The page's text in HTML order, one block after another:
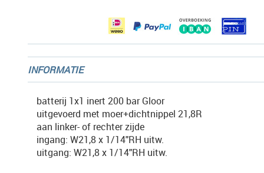
INFORMATIE
batterij 1x1 inert 200 bar Gloor
uitgevoerd met moer+dichtnippel 21,8R
aan linker- of rechter zijde
ingang: W21,8 x 1/14"RH uitw.
uitgang: W21,8 x 1/14"RH uitw.